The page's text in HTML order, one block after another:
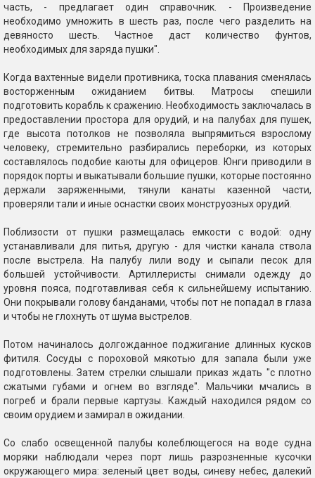
часть, - предлагает один справочник. - Произведение
необходимо умножить в шесть раз, после чего разделить на
девяносто шесть. Частное даст количество фунтов,
необходимых для заряда пушки".
Когда вахтенные видели противника, тоска плавания сменялась
восторженным ожиданием битвы. Матросы спешили
подготовить корабль к сражению. Необходимость заключалась в
предоставлении простора для орудий, и на палубах для пушек,
где высота потолков не позволяла выпрямиться взрослому
человеку, стремительно разбирались переборки, из которых
составлялось подобие каюты для офицеров. Юнги приводили в
порядок порты и выкатывали большие пушки, которые постоянно
держали заряженными, тянули канаты казенной части,
проверяли тали и иные оснастки своих монструозных орудий.
Поблизости от пушки размещалась емкости с водой: одну
устанавливали для питья, другую - для чистки канала ствола
после выстрела. На палубу лили воду и сыпали песок для
большей устойчивости. Артиллеристы снимали одежду до
уровня пояса, подготавливая себя к сильнейшему испытанию.
Они покрывали голову банданами, чтобы пот не попадал в глаза
и чтобы не глохнуть от шума выстрелов.
Потом начиналось долгожданное поджигание длинных кусков
фитиля. Сосуды с пороховой мякотью для запала были уже
подготовлены. Затем стрелки слышали приказ ждать "с плотно
сжатыми губами и огнем во взгляде". Мальчики мчались в
погреб и брали первые картузы. Каждый находился рядом со
своим орудием и замирал в ожидании.
Со слабо освещенной палубы колеблющегося на воде судна
моряки наблюдали через порт лишь разрозненные кусочки
окружающего мира: зеленый цвет воды, синеву небес, далекий